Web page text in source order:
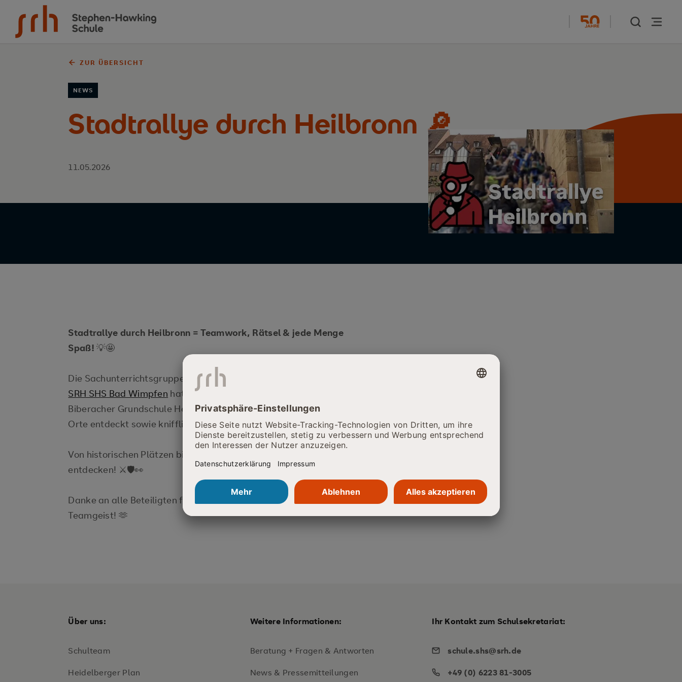
Zum Inhalt springen
ZUR ÜBERSICHT
NEWS
Stadtrallye durch Heilbronn 🔎
11.05.2026
Stadtrallye durch Heilbronn = Teamwork, Rätsel & jede Menge
Spaß! 💡🤩
Die Sachunterrichtsgruppe unserer Außenklasse in Biberach von der
SRH SHS Bad Wimpfen hat zusammen mit einer Klasse der
Biberacher Grundschule Heilbronn unsicher gemacht und spannende
Orte entdeckt sowie knifflige Aufgaben gelöst. 🧐
Von historischen Plätzen bis zu versteckten Ecken; es gab einiges zu
entdecken! ⚔️🛡️👀
Danke an alle Beteiligten für diesen tollen Tag und den starken
Teamgeist! 🫶
Über uns:
Schulteam
Heidelberger Plan
Weitere Informationen:
Beratung + Fragen & Antworten
News & Pressemitteilungen
Ihr Kontakt zum Schulsekretariat:
schule.shs@srh.de
+49 (0) 6223 81-3005